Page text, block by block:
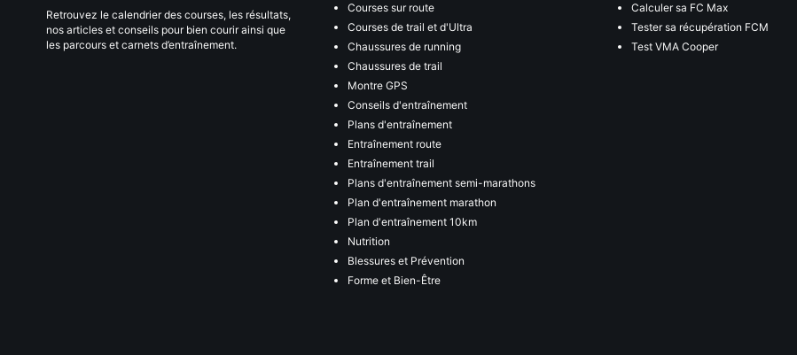
Retrouvez le calendrier des courses, les résultats,
nos articles et conseils pour bien courir ainsi que
les parcours et carnets d’entraînement.
Courses sur route
Courses de trail et d'Ultra
Chaussures de running
Chaussures de trail
Montre GPS
Conseils d'entraînement
Plans d'entraînement
Entraînement route
Entraînement trail
Plans d'entraînement semi-marathons
Plan d'entraînement marathon
Plan d'entraînement 10km
Nutrition
Blessures et Prévention
Forme et Bien-Être
Calculer sa FC Max
Tester sa récupération FCM
Test VMA Cooper